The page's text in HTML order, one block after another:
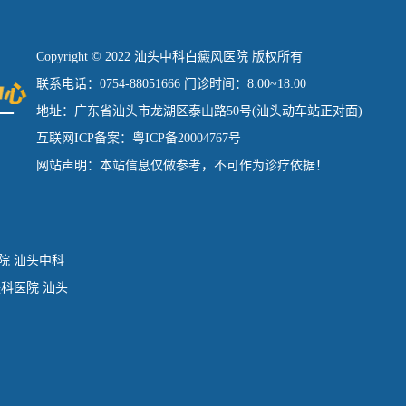
Copyright © 2022 汕头中科白癜风医院 版权所有
联系电话：0754-88051666 门诊时间：8:00~18:00
地址：广东省汕头市龙湖区泰山路50号(汕头动车站正对面)
互联网ICP备案：粤ICP备20004767号
网站声明：本站信息仅做参考，不可作为诊疗依据！
汕头中科
医院 汕头